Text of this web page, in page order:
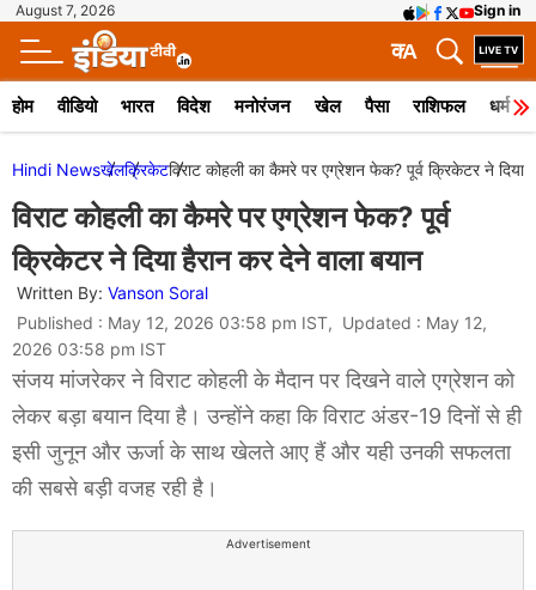
August 7, 2026 Sign in
A
क
होम वीडियो भारत विदेश मनोरंजन खेल पैसा राशिफल धर्म
Hindi Newsखेलक्रिकेटविराट कोहली का कैमरे पर एग्रेशन फेक? पूर्व क्रिकेटर ने दिया
विराट कोहली का कैमरे पर एग्रेशन फेक? पूर्व
क्रिकेटर ने दिया हैरान कर देने वाला बयान
Written By: Vanson Soral
Published : May 12, 2026 03:58 pm IST, Updated : May 12,
2026 03:58 pm IST
संजय मांजरेकर ने विराट कोहली के मैदान पर दिखने वाले एग्रेशन को
लेकर बड़ा बयान दिया है। उन्होंने कहा कि विराट अंडर-19 दिनों से ही
इसी जुनून और ऊर्जा के साथ खेलते आए हैं और यही उनकी सफलता
की सबसे बड़ी वजह रही है।
Advertisement